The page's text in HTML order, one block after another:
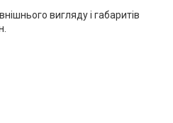
вигляду і габаритів